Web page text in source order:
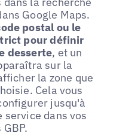
Google Maps.
postal ou le
pour définir
desserte, et un
sur la
la zone que
Cela vous
jusqu'à
service dans vos